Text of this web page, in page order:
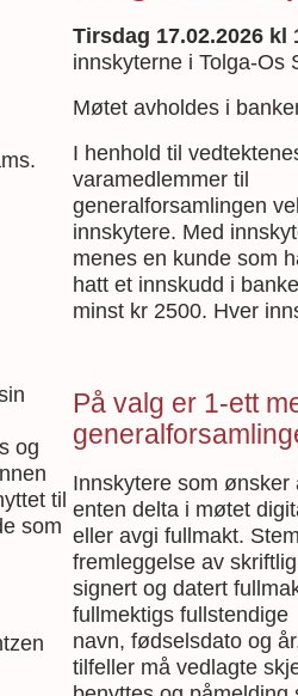
og
til
som
Tirsdag 17.02.2026 kl
innskyterne i Tolga-Os
Møtet avholdes i
I henhold til
varamedlemmer til
generalforsamlingen
innskytere. Med
menes en kunde som
hatt et innskudd i
minst kr 2500. Hver
På valg er 1-ett
Innskytere som
enten delta i møtet
eller avgi fullmakt.
fremleggelse av
signert og datert
fullmektigs fullstendige
navn, fødselsdato og
tilfeller må vedlagte